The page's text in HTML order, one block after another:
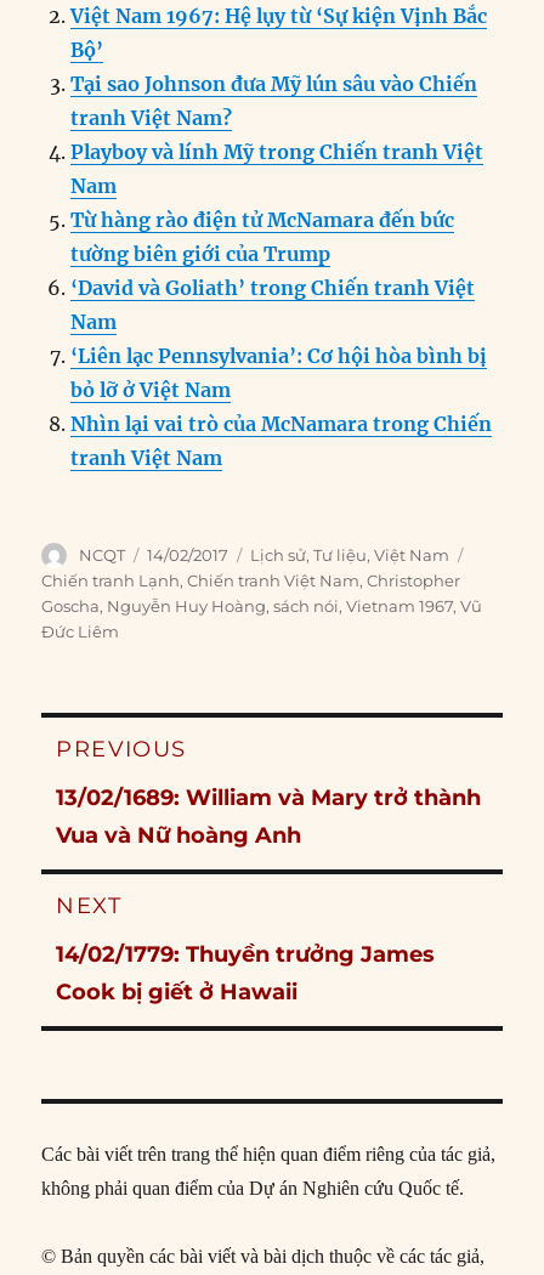
Việt Nam 1967: Hệ lụy từ ‘Sự kiện Vịnh Bắc
Bộ’
Tại sao Johnson đưa Mỹ lún sâu vào Chiến
tranh Việt Nam?
Playboy và lính Mỹ trong Chiến tranh Việt
Nam
Từ hàng rào điện tử McNamara đến bức
tường biên giới của Trump
‘David và Goliath’ trong Chiến tranh Việt
Nam
‘Liên lạc Pennsylvania’: Cơ hội hòa bình bị
bỏ lỡ ở Việt Nam
Nhìn lại vai trò của McNamara trong Chiến
tranh Việt Nam
Author
NCQT
Posted
on
14/02/2017 Categories
Lịch sử,Tư liệu,Việt Nam
Chiến tranh Lạnh,Chiến tranh Việt Nam,Christopher
Goscha, Nguyễn Huy Hoàng,sách nói,Vietnam 1967,Vũ
Đức Liêm
Post
PREVIOUS
Previous
post:
13/02/1689: William và Mary trở thành
Vua và Nữ hoàng Anh
NEXT
Next
post:
14/02/1779: Thuyền trưởng James
Cook bị giết ở Hawaii
Các bài viết trên trang thể hiện quan điểm riêng của tác giả,
không phải quan điểm của Dự án Nghiên cứu Quốc tế.
© Bản quyền các bài viết và bài dịch thuộc về các tác giả,